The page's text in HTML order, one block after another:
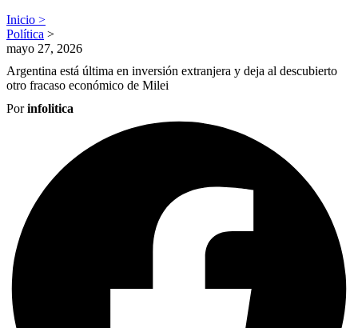
Inicio >
Política >
mayo 27, 2026
Argentina está última en inversión extranjera y deja al descubierto
otro fracaso económico de Milei
Porinfolitica